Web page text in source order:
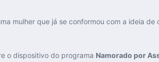
mulher que já se conformou com a ideia
o dispositivo do programa Namorado por